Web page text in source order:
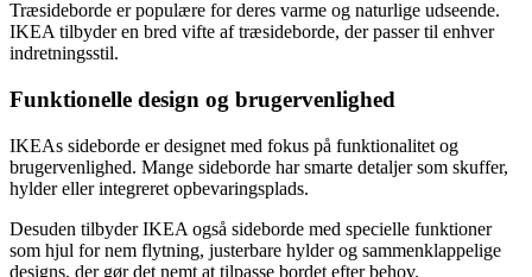
Træsideborde er populære for deres varme og naturlige udseende.
IKEA tilbyder en bred vifte af træsideborde, der passer til enhver
indretningsstil.
Funktionelle design og brugervenlighed
IKEAs sideborde er designet med fokus på funktionalitet og
brugervenlighed. Mange sideborde har smarte detaljer som skuffer,
hylder eller integreret opbevaringsplads.
Desuden tilbyder IKEA også sideborde med specielle funktioner
som hjul for nem flytning, justerbare hylder og sammenklappelige
designs, der gør det nemt at tilpasse bordet efter behov.